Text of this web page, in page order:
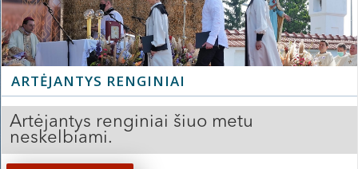
ARTĖJANTYS RENGINIAI
Artėjantys renginiai šiuo metu
neskelbiami.